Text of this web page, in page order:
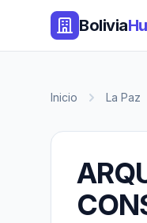
Bolivia
Inicio La Paz